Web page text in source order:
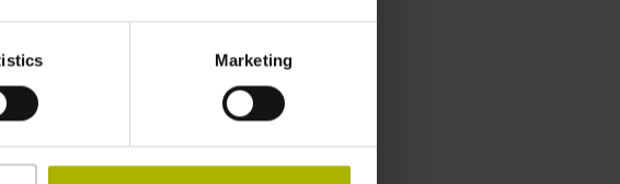
Marketing